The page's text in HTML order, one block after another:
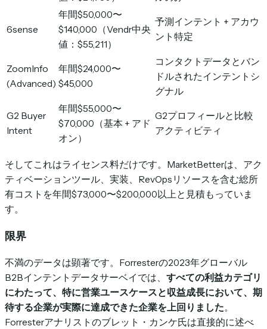
6sense
年間$50,000〜
$140,000（Vendr中央
値：$55,211）
予測インテント + アカウ
ント特定
ZoomInfo
(Advanced)
年間$24,000〜
$45,000
コンタクトデータとバン
ドルされたインテントシ
グナル
G2 Buyer
Intent
年間$55,000〜
$70,000（基本 + アド
オン）
G2プロフィールと比較
アクティビティ
そしてこれはライセンス料だけです。MarketBetterは、アク
ティベーションツール、実装、RevOpsリソースを含む総所
有コストを年間$73,000〜$200,000以上と見積もっていま
す。
限界
不満のデータは顕著です。Forresterの2023年グローバル
B2Bインテントデータサーベイでは、 すべての利益カテゴリ
にわたって、特に営業ユースケースと収益成長において、期
待する企業が実際に達成できた企業を上回りました。
Forresterアナリストのブレット・カンケ氏は直接的に述べ